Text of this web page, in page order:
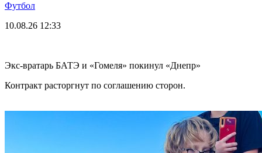
Футбол
10.08.26 12:33
Экс-вратарь БАТЭ и «Гомеля» покинул «Днепр»
Контракт расторгнут по соглашению сторон.